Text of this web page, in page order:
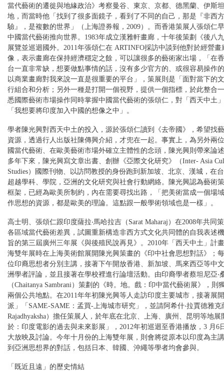
當代藝術的遷徙與地緣政治》考察曼谷、東京、京都、德黑蘭、伊斯
地，而當時他「找到了很多面鏡子，看到了不同的自己，那是『非西
驗』，是複數的世界」（上海證券報，2009）。而香港策展人張頌仁
中國當代藝術推向世界。1983年成立漢雅軒畫廊，十年後策劃《後八
展覽並巡迴國外。2011年張頌仁在 ARTINFO採訪中談到他對於經營畫
像，表示畫廊在保持經濟穩定之餘，可以讓很多的藝術家出場，「在
台一直非常缺，想要做點事情的話，沒有多少官方的、或很容易操作
以商業畫廊對我來說一直是很重要的平台」，策展則是「面對當下的
行組合和分析；另外一種是打開一個視野，提供一個指標，於此整合
悉國際藝術市場操作同時掌握中國當代藝術的張頌仁，對「西天中土
「我想要將印度加入中國的想像之中」。
學者陳光興對西天中土的投入，源於張頌仁讀到《去帝國》，希望找
資源，透過行人出版社陳傳興介紹，才兜在一起。事實上，為另外兩
國當代藝術、在歐美藝術市場外確立主體性的念頭，陳光興則帶來論
多年下來，陳光興寫文章出書、創辦《亞際文化研究》（Inter- Asia
Studies）國際刊物、以訪問教授的身份跑到新加坡、北京、漢城，在
超越學科、學院，亞洲的文化研究與社會行動網絡。陳光興認為藝術
框架，已經為歐美所制約，內在需要尋找出路，「把美術當成一個場
作思想的資源，都是歐美的理論。這點跟一般學術領域也是一樣」。
高士明、張頌仁跟印度薩拉‧馬哈拉吉（Sarat Maharaj）在2008年共同
各區域當代藝術差異，試圖重新構造非西方式文化共同體的自我表述
旨的第三屆廣州三年展《與後殖民說再見》。2010年「西天中土」計
海雙年展時在上海美術館展開陳光興策畫的《印中社會思想對話》；
位印裔思想者分別主講，接著下午開放香港、新加坡、馬來西亞等中
洲學者評論，並且接著在學校裡進行論壇活動。由印裔學者蔡坦尼亞‧
（Chaitanya Sambrani）策劃的《時。地。戲：印中當代藝術展》，則
兩個公共地點。在2011年年初陳光興等人走訪印度主要城市，接著展
派」「SAME-SAME：孟買-上海城市研究」，並請阿希什‧拉賈德雅克
Rajadhyaksha）擔任策展人，於年底在北京、上海、廣州、昆明等地展
於：印度電影的過去與未來影展」，2012年初巡迴至香港播放，3 月6
大放映及討論。今年十月份的上海雙年展，則會將從原本以印度為主
到亞洲思想界的對話，包括日本、韓國、沖繩等學者均會參與。
「既近且遠」的歷史情結